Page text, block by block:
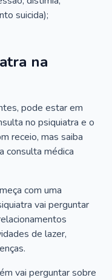
suicida);
na
pode estar em
no psiquiatra e o
receio, mas saiba
consulta médica
com uma
vai perguntar
de lazer,
vai perguntar sobre